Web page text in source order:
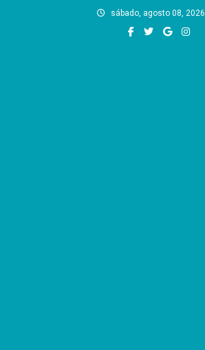
sábado, agosto 08, 2026